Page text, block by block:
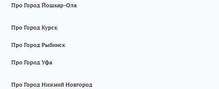
Про Город Йошкар-Ола
Про Город Курск
Про Город Рыбинск
Про Город Уфа
Про Город Нижний Новгород